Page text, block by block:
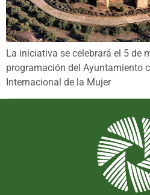
La iniciativa se celebrará el 5 de
programación del Ayuntamiento
Internacional de la Mujer